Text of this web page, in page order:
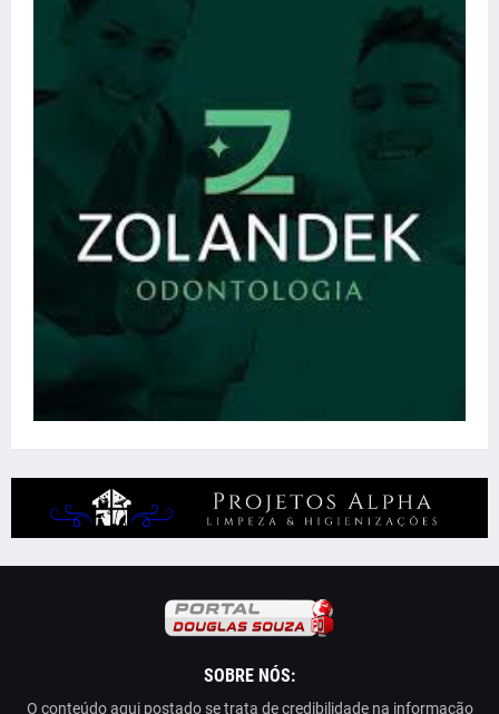
SOBRE NÓS:
O conteúdo aqui postado se trata de credibilidade na informação